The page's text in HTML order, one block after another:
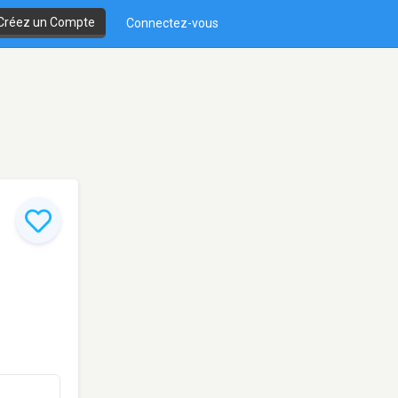
un Compte Connectez-vous